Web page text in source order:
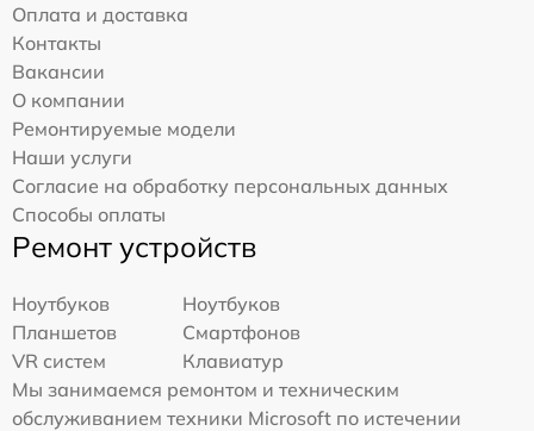
Оплата и доставка
Контакты
Вакансии
О компании
Ремонтируемые модели
Наши услуги
Согласие на обработку персональных данных
Способы оплаты
Ремонт устройств
Ноутбуков
Ноутбуков
Планшетов
Смартфонов
VR систем
Клавиатур
Мы занимаемся ремонтом и техническим
обслуживанием техники Microsoft по истечении